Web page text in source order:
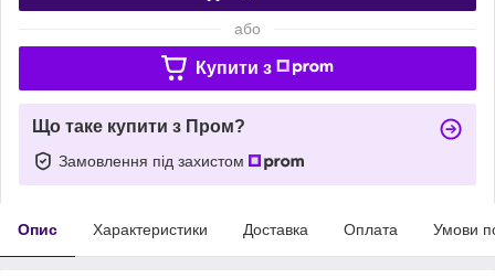
або
Купити з
Що таке купити з Пром?
Замовлення під захистом
Опис Характеристики Доставка Оплата Умови